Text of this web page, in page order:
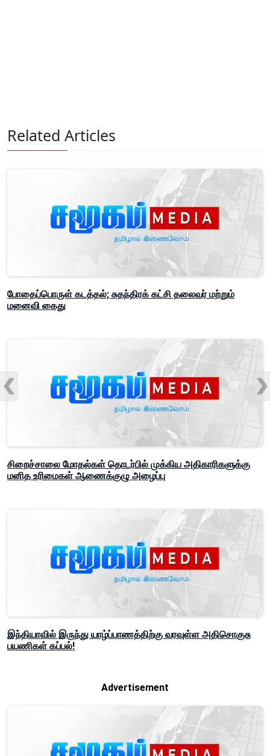
Related Articles
போதைப்பொருள் கடத்தல்; சுதந்திரக் கட்சி தலைவர் மற்றும்
மனைவி கைது
சிறைச்சாலை மோதல்கள் தொடர்பில் முக்கிய அதிகாரிகளுக்கு
மனித உரிமைகள் ஆணைக்குழு அழைப்பு
இந்தியாவில் இருந்து யாழ்ப்பாணத்திற்கு வரவுள்ள அதிசொகுசு
பயணிகள் கப்பல்!
Advertisement